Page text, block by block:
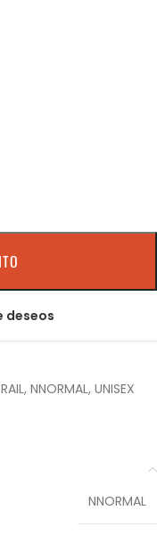
deseos
, NNORMAL, UNISEX
NNORMAL